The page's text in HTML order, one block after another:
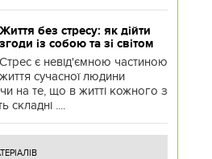
Життя без стресу: як дійти
згоди із собою та зі світом
Стрес є невід'ємною частиною
життя сучасної людини
на те, що в житті кожного з
складні ....